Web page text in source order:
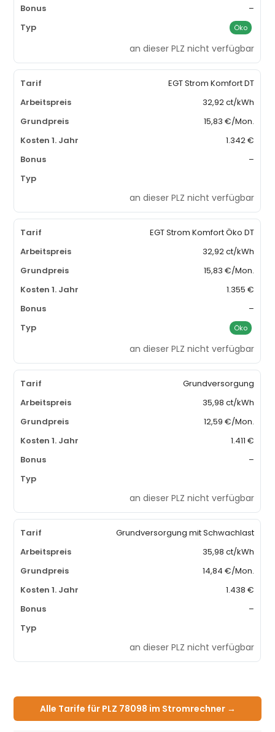
–
Öko
an dieser PLZ nicht verfügbar
EGT Strom Komfort DT
32,92 ct/kWh
15,83 €/Mon.
1.342 €
–
an dieser PLZ nicht verfügbar
EGT Strom Komfort Öko DT
32,92 ct/kWh
15,83 €/Mon.
1.355 €
–
Öko
an dieser PLZ nicht verfügbar
Grundversorgung
35,98 ct/kWh
12,59 €/Mon.
1.411 €
–
an dieser PLZ nicht verfügbar
Grundversorgung mit Schwachlast
35,98 ct/kWh
14,84 €/Mon.
1.438 €
–
an dieser PLZ nicht verfügbar
Alle Tarife für PLZ 78098 im Stromrechner →